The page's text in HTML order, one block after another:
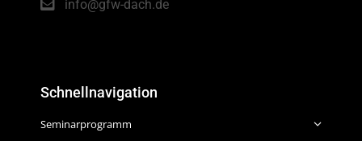
info@gfw-dach.de
Schnellnavigation
Seminarprogramm